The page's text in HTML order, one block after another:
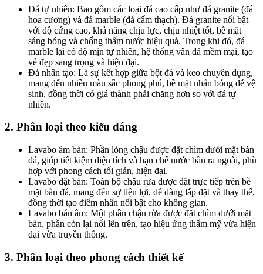
Đá tự nhiên: Bao gồm các loại đá cao cấp như đá granite (đá
hoa cương) và đá marble (đá cẩm thạch). Đá granite nổi bật
với độ cứng cao, khả năng chịu lực, chịu nhiệt tốt, bề mặt
sáng bóng và chống thấm nước hiệu quả. Trong khi đó, đá
marble lại có độ mịn tự nhiên, hệ thống vân đá mềm mại, tạo
vẻ đẹp sang trọng và hiện đại.
Đá nhân tạo: Là sự kết hợp giữa bột đá và keo chuyên dụng,
mang đến nhiều màu sắc phong phú, bề mặt nhẵn bóng dễ vệ
sinh, đồng thời có giá thành phải chăng hơn so với đá tự
nhiên.
2. Phân loại theo kiểu dáng
Lavabo âm bàn: Phần lòng chậu được đặt chìm dưới mặt bàn
đá, giúp tiết kiệm diện tích và hạn chế nước bắn ra ngoài, phù
hợp với phong cách tối giản, hiện đại.
Lavabo đặt bàn: Toàn bộ chậu rửa được đặt trực tiếp trên bề
mặt bàn đá, mang đến sự tiện lợi, dễ dàng lắp đặt và thay thế,
đồng thời tạo điểm nhấn nổi bật cho không gian.
Lavabo bán âm: Một phần chậu rửa được đặt chìm dưới mặt
bàn, phần còn lại nổi lên trên, tạo hiệu ứng thẩm mỹ vừa hiện
đại vừa truyền thống.
3. Phân loại theo phong cách thiết kế